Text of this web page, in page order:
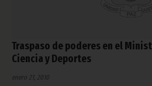
Traspaso de poderes en el
Ciencia y Deportes
enero 21, 2010